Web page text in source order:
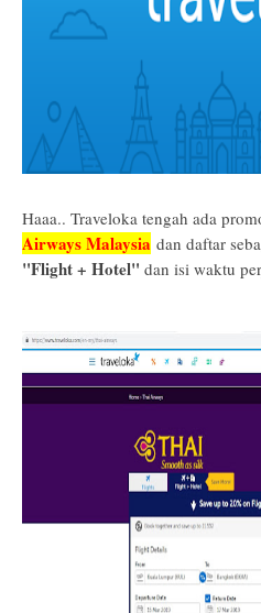
Haaa.. Traveloka tengah ada
Airways Malaysia dan daftar
"Flight + Hotel" dan isi waktu